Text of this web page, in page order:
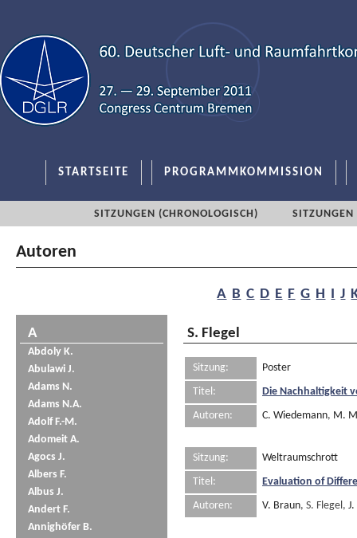
STARTSEITE PROGRAMMKOMMISSION
SITZUNGEN (CHRONOLOGISCH) SITZUNGEN
Autoren
A B C D E F G H I J
A
Abdoly K.
Abulawi J.
Adams N.
Adams N.A.
Adolf F.-M.
Adomeit A.
Agocs J.
Albers F.
Albus J.
Andert F.
Annighöfer B.
S. Flegel
Sitzung:
Poster
Titel:
Die Nachhaltigkeit
Autoren:
C. Wiedemann, M.
Sitzung:
Weltraumschrott
Titel:
Evaluation of
Autoren:
V. Braun, S. Flegel,